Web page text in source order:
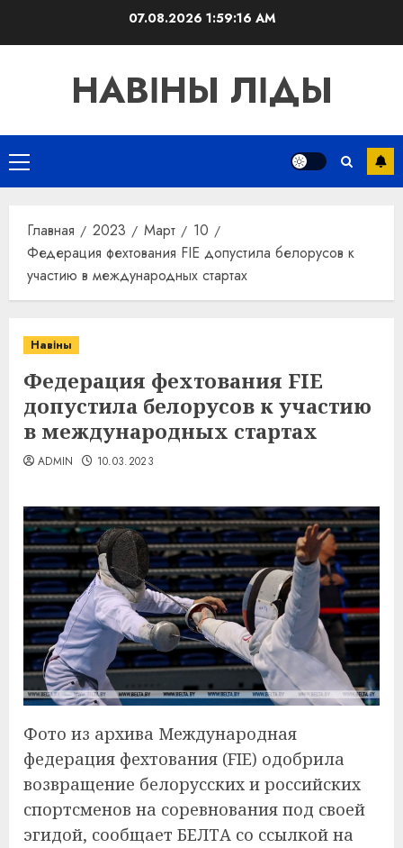
07.08.2026 1:59:16 AM
НАВІНЫ ЛІДЫ
Основное
меню
Главная 2023 Март
10
Федерация фехтования FIE допустила белорусов к
участию в международных стартах
Навіны
Федерация фехтования FIE
допустила белорусов к участию
в международных стартах
ADMIN 10.03.2023
Фото из архива Международная
федерация фехтования (FIE) одобрила
возвращение белорусских и российских
спортсменов на соревнования под своей
эгидой, сообщает БЕЛТА со ссылкой на